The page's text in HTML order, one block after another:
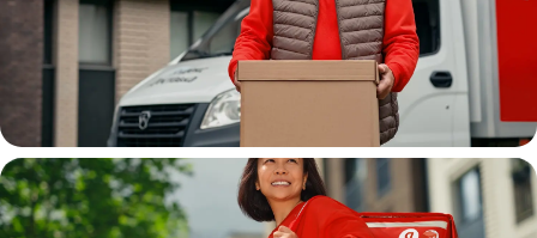
Водитель
грузовой машины